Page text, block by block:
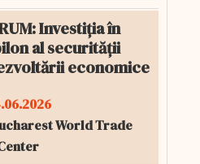
Investiția în
al securității
economice
World Trade